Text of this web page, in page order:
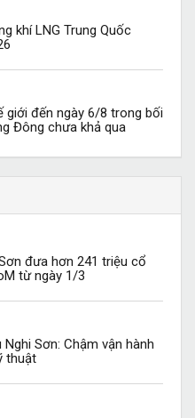
khí LNG Trung Quốc
giới đến ngày 6/8 trong bối
Đông chưa khả qua
đưa hơn 241 triệu cổ
từ ngày 1/3
Sơn: Chậm vận hành
thuật